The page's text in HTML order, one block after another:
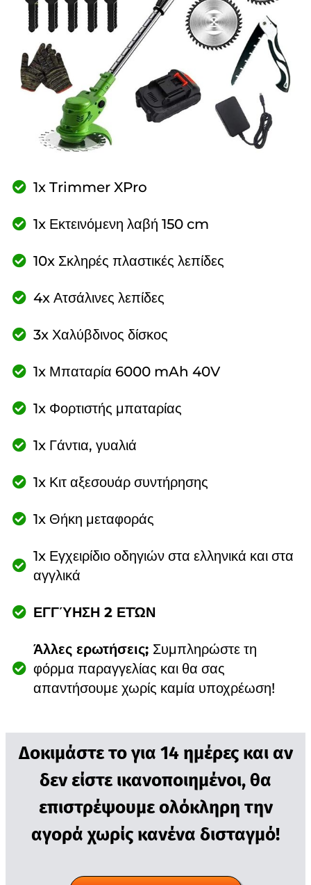
1x Trimmer XPro
1x Εκτεινόμενη λαβή 150 cm
10x Σκληρές πλαστικές λεπίδες
4x Ατσάλινες λεπίδες
3x Χαλύβδινος δίσκος
1x Μπαταρία 6000 mAh 40V
1x Φορτιστής μπαταρίας
1x Γάντια, γυαλιά
1x Κιτ αξεσουάρ συντήρησης
1x Θήκη μεταφοράς
1x Εγχειρίδιο οδηγιών στα ελληνικά και στα
αγγλικά
ΕΓΓΎΗΣΗ 2 ΕΤΏΝ
Άλλες ερωτήσεις; Συμπληρώστε τη
φόρμα παραγγελίας και θα σας
απαντήσουμε χωρίς καμία υποχρέωση!
Δοκιμάστε το για 14 ημέρες και αν
δεν είστε ικανοποιημένοι, θα
επιστρέψουμε ολόκληρη την
αγορά χωρίς κανένα δισταγμό!